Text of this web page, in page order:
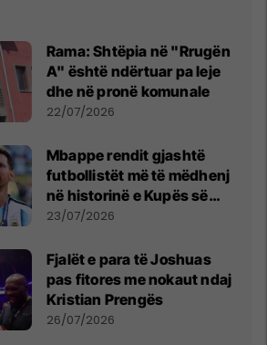
Rama: Shtëpia në "Rrugën
A" është ndërtuar pa leje
dhe në pronë komunale
22/07/2026
Mbappe rendit gjashtë
futbollistët më të mëdhenj
në historinë e Kupës së
Botës, Messi mbetet i dyti
23/07/2026
Fjalët e para të Joshuas
pas fitores me nokaut ndaj
Kristian Prengës
26/07/2026